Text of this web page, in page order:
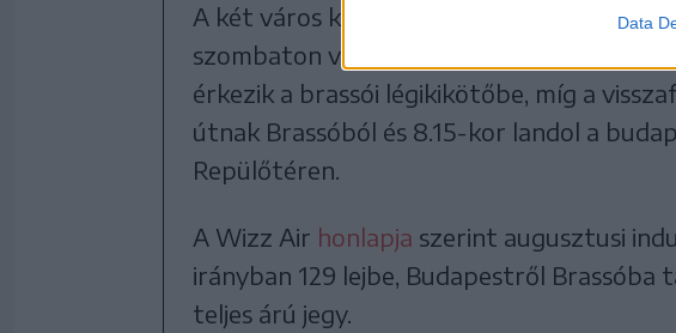
Data
A két város közti járat hetente
szombaton vehető igénybe. Budapestről
érkezik a brassói légikikötőbe, míg a
útnak Brassóból és 8.15-kor landol a
Repülőtéren.
A Wizz Air honlapja szerint augusztusi
irányban 129 lejbe, Budapestről Brassóba
teljes árú jegy.